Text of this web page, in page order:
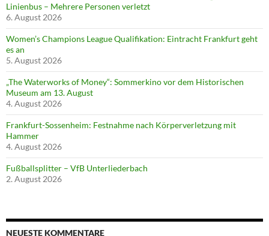
Linienbus – Mehrere Personen verletzt
6. August 2026
Women’s Champions League Qualifikation: Eintracht Frankfurt geht
es an
5. August 2026
„The Waterworks of Money“: Sommerkino vor dem Historischen
Museum am 13. August
4. August 2026
Frankfurt-Sossenheim: Festnahme nach Körperverletzung mit
Hammer
4. August 2026
Fußballsplitter – VfB Unterliederbach
2. August 2026
NEUESTE KOMMENTARE